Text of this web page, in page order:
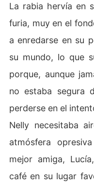
La rabia hervía en
furia, muy en el
a enredarse en su
su mundo, lo que
porque, aunque
no estaba segura
perderse en el
Nelly necesitaba
atmósfera
mejor amiga,
café en su lugar